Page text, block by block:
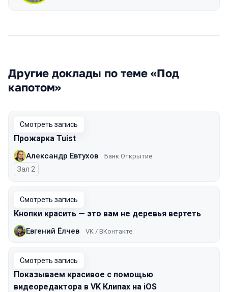
Другие доклады по теме «Под
капотом»
Смотреть запись
Прожарка Tuist
Александр Евтухов Банк Открытие
Зал 2
Смотреть запись
Кнопки красить — это вам не деревья вертеть
Евгений Ёлчев VK / ВКонтакте
Смотреть запись
Показываем красивое с помощью
видеоредактора в VK Клипах на iOS